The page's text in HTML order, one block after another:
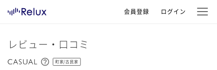
会員登録 ログイン
レビュー・口コミ
町家/古民家